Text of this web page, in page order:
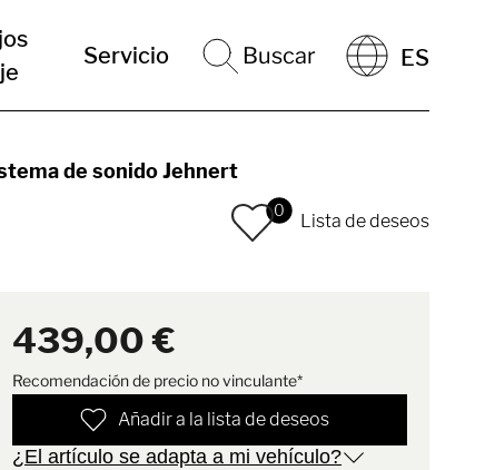
Servicio Buscar ES
de sonido Jehnert
0
Lista de deseos
439,00 €
Recomendación de precio no vinculante*
Añadir a la lista de deseos
¿El artículo se adapta a mi vehículo?